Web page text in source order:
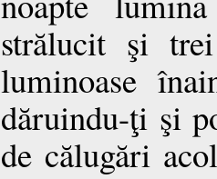
strălucit şi
luminoase
dăruindu-ţi şi
de călugări